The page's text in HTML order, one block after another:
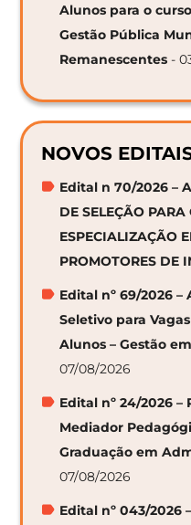
Alunos para o
Gestão Pública
Remanescentes -
NOVOS
Edital n 70/2026 –
DE SELEÇÃO PARA
ESPECIALIZAÇÃO
PROMOTORES DE
Edital nº 69/2026
Seletivo para
Alunos – Gestão
07/08/2026
Edital nº 24/2026 –
Mediador
Graduação em
07/08/2026
Edital nº 043/2026